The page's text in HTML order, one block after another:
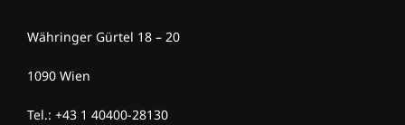
Währinger Gürtel 18 – 20
1090 Wien
Tel.: +43 1 40400-28130